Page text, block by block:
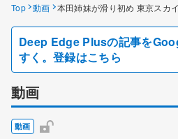
Top 動画 本田姉妹が滑り初め 東京スカ
Deep Edge Plusの記事を
すく。登録はこちら
動画
動画